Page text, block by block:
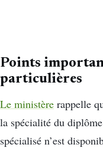
Points
particulières
Le ministère rappelle
la spécialité du
spécialisé n’est